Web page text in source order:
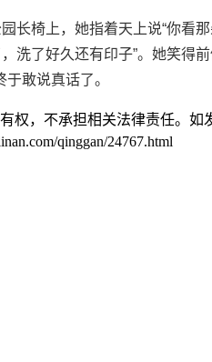
长椅上，她指着天上说“你看
洗了好久还有印子”。她笑得
敢说真话了。
权，不承担相关法律责任。如
qinggan/24767.html